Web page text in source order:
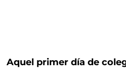
Aquel primer día de